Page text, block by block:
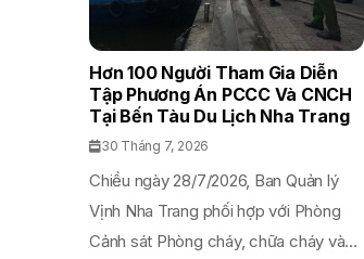
Hơn 100 Người Tham Gia Diễn
Tập Phương Án PCCC Và CNCH
Tại Bến Tàu Du Lịch Nha Trang
30 Tháng 7, 2026
Chiều ngày 28/7/2026, Ban Quản lý
Vịnh Nha Trang phối hợp với Phòng
Cảnh sát Phòng cháy, chữa cháy và...